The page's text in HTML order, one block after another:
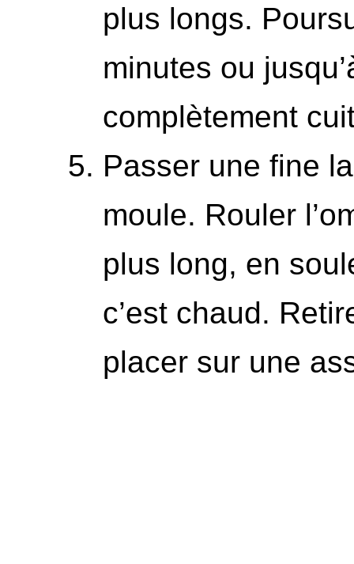
plus longs.
minutes ou
complètement
Passer une fine
moule. Rouler
plus long, en
c’est chaud.
placer sur une